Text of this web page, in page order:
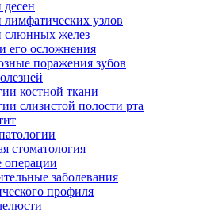
десен
лимфатических узлов
слюнных желез
его осложнения
поражения зубов
костной ткани
слизистой полости рта
стоматология
операции
заболевания
профиля